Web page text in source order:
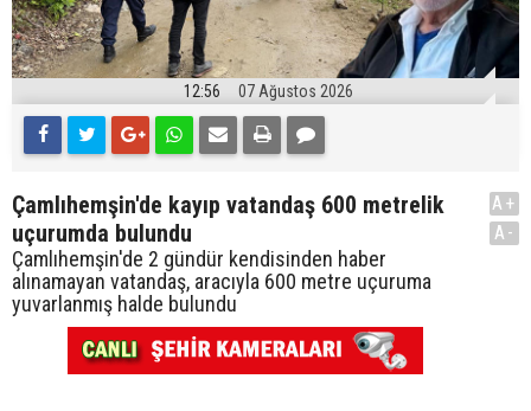
12:56 07 Ağustos 2026
Çamlıhemşin'de kayıp vatandaş 600 metrelik
uçurumda bulundu
Çamlıhemşin'de 2 gündür kendisinden haber
alınamayan vatandaş, aracıyla 600 metre uçuruma
yuvarlanmış halde bulundu
A+
A-